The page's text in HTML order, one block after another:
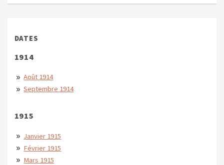
DATES
1914
Août 1914
Septembre 1914
1915
Janvier 1915
Février 1915
Mars 1915